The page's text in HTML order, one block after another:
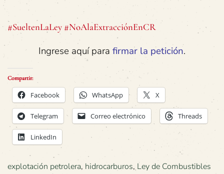
#SueltenLaLey #NoAlaExtracciónEnCR
Ingrese aquí para firmar la petición.
Compartir:
Facebook WhatsApp X
Telegram Correo electrónico Threads
LinkedIn
explotación petrolera, hidrocarburos,Ley de Combustibles